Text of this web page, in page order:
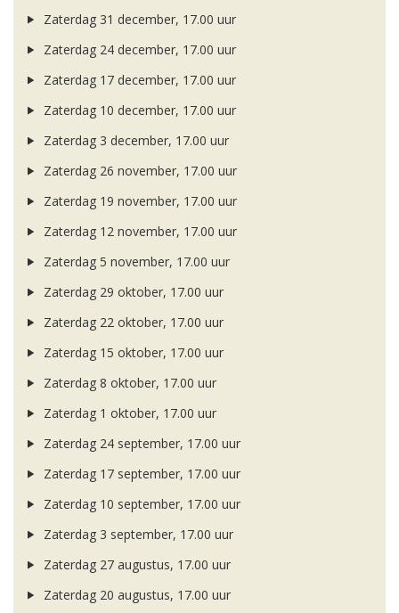
Zaterdag 31 december, 17.00 uur
Zaterdag 24 december, 17.00 uur
Zaterdag 17 december, 17.00 uur
Zaterdag 10 december, 17.00 uur
Zaterdag 3 december, 17.00 uur
Zaterdag 26 november, 17.00 uur
Zaterdag 19 november, 17.00 uur
Zaterdag 12 november, 17.00 uur
Zaterdag 5 november, 17.00 uur
Zaterdag 29 oktober, 17.00 uur
Zaterdag 22 oktober, 17.00 uur
Zaterdag 15 oktober, 17.00 uur
Zaterdag 8 oktober, 17.00 uur
Zaterdag 1 oktober, 17.00 uur
Zaterdag 24 september, 17.00 uur
Zaterdag 17 september, 17.00 uur
Zaterdag 10 september, 17.00 uur
Zaterdag 3 september, 17.00 uur
Zaterdag 27 augustus, 17.00 uur
Zaterdag 20 augustus, 17.00 uur